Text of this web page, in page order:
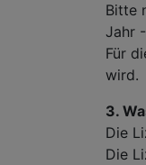
Bitte
Jahr
Für
wird.
3.
Die
Die